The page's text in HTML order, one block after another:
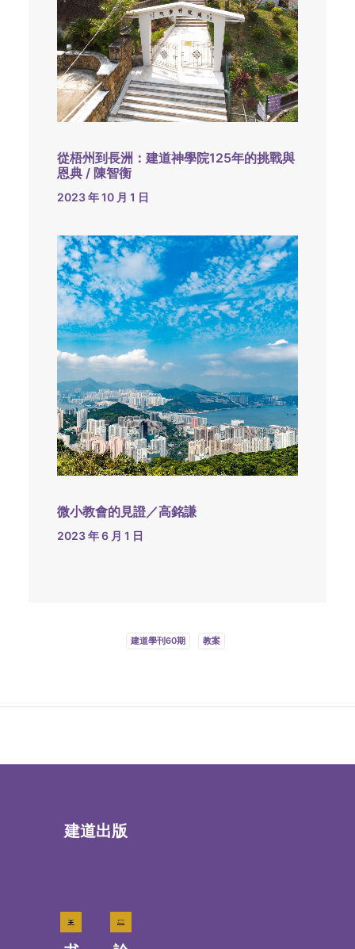
從梧州到長洲：建道神學院125年的挑戰與
恩典 / 陳智衡
2023 年 10 月 1 日
微小教會的見證／高銘謙
2023 年 6 月 1 日
建道學刊60期 教案
建道出版